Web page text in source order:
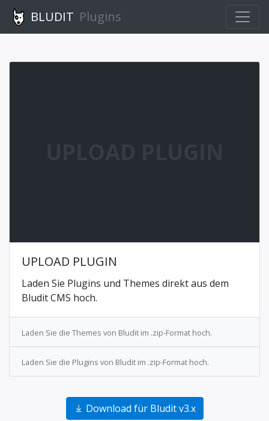
BLUDIT Plugins
UPLOAD PLUGIN
UPLOAD PLUGIN
Laden Sie Plugins und Themes direkt aus dem
Bludit CMS hoch.
Laden Sie die Themes von Bludit im .zip-Format hoch.
Laden Sie die Plugins von Bludit im .zip-Format hoch.
Download für Bludit v3.x